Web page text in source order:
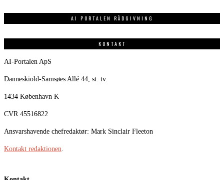
AI PORTALEN RÅDGIVNING
KONTAKT
AI-Portalen ApS
Danneskiold-Samsøes Allé 44, st. tv.
1434 København K
CVR 45516822
Ansvarshavende chefredaktør: Mark Sinclair Fleeton
Kontakt redaktionen.